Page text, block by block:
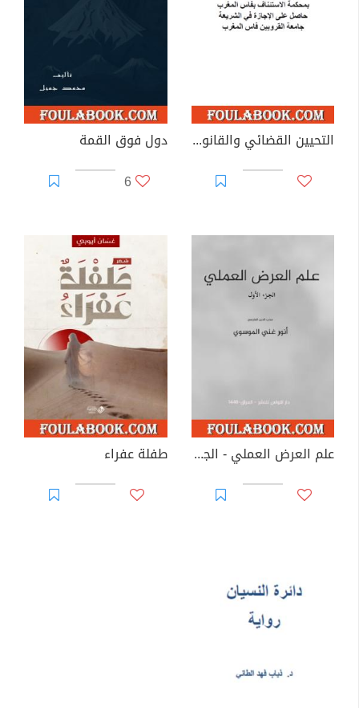
التحيين القضائي والقانوني - الجزء السادس
دول فوق القمة
6
علم العرض العملي - الجزء الأول طفلة عفراء